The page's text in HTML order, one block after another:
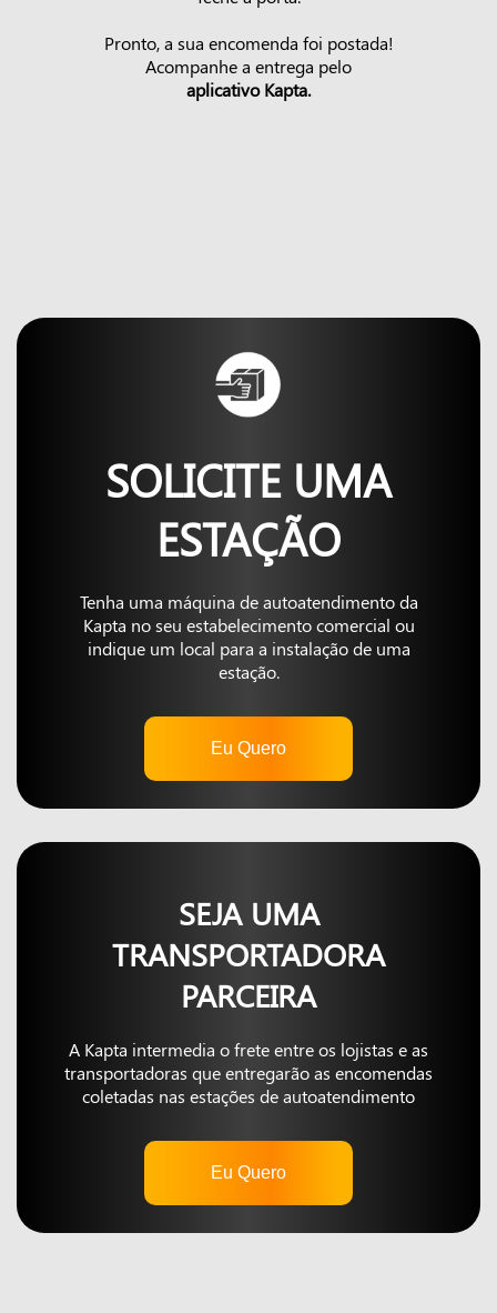
Pronto, a sua encomenda foi postada!
Acompanhe a entrega pelo
aplicativo Kapta.
SOLICITE UMA
ESTAÇÃO
Tenha uma máquina de autoatendimento da
Kapta no seu estabelecimento comercial ou
indique um local para a instalação de uma
estação.
Eu Quero
SEJA UMA
TRANSPORTADORA
PARCEIRA
A Kapta intermedia o frete entre os lojistas e as
transportadoras que entregarão as encomendas
coletadas nas estações de autoatendimento
Eu Quero